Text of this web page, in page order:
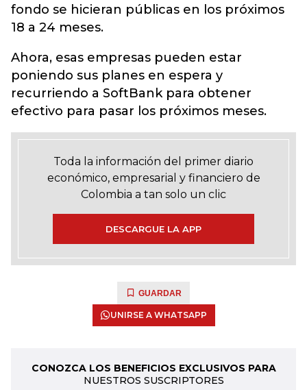
fondo se hicieran públicas en los próximos
18 a 24 meses.
Ahora, esas empresas pueden estar
poniendo sus planes en espera y
recurriendo a SoftBank para obtener
efectivo para pasar los próximos meses.
Toda la información del primer diario
económico, empresarial y financiero de
Colombia a tan solo un clic
DESCARGUE LA APP
GUARDAR
UNIRSE A WHATSAPP
CONOZCA LOS BENEFICIOS EXCLUSIVOS PARA
NUESTROS SUSCRIPTORES